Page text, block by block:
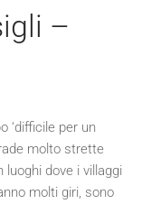
–
‘difficile per un
molto strette
dove i villaggi
molti giri, sono